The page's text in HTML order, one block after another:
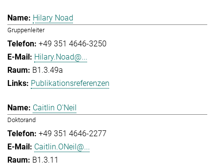
Hilary Noad
Gruppenleiter
+49 351 4646-3250
Hilary.Noad@...
B1.3.49a
Publikationsreferenzen
Caitlin O'Neil
Doktorand
+49 351 4646-2277
Caitlin.ONeil@...
B1.3.11